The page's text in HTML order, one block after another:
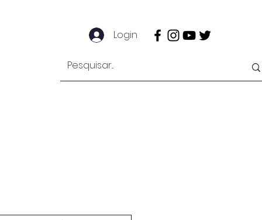
Login